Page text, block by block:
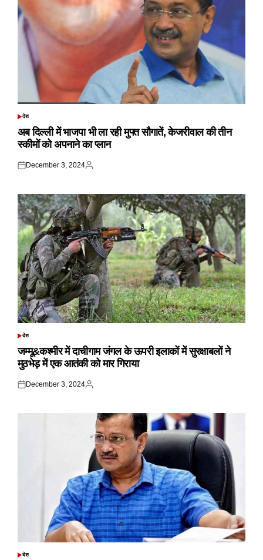
POSTED
देश
अब दिल्ली में भाजपा भी ला रही मुफ्त सौगातें, केजरीवाल की तीन
स्कीमों को अपनाने का प्लान
Posted
December 3, 2024
Posted
POSTED
देश
जम्मू&कश्मीर में दाचीगाम जंगल के ऊपरी इलाकों में सुरक्षाबलों ने
मुठभेड़ में एक आतंकी को मार गिराया
Posted
December 3, 2024
Posted
POSTED
देश